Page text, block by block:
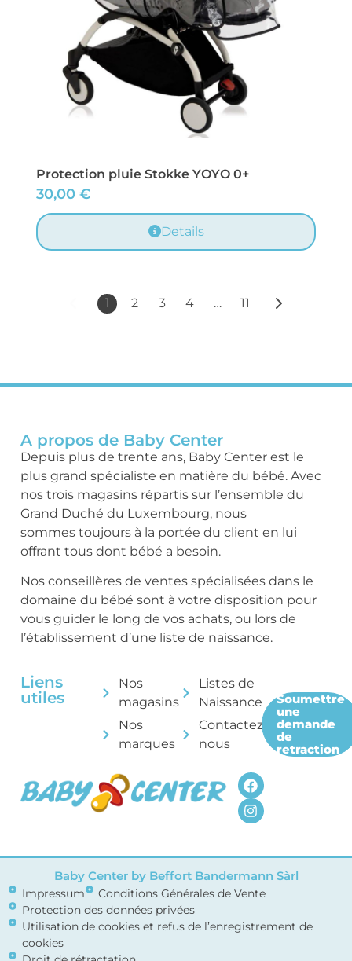
Protection pluie Stokke YOYO 0+
30,00 €
Details
1 2 3 4 … 11
A propos de Baby Center
Depuis plus de trente ans, Baby Center est le
plus grand spécialiste en matière du bébé. Avec
nos trois magasins répartis sur l’ensemble du
Grand Duché du Luxembourg, nous
sommes toujours à la portée du client en lui
offrant tous dont bébé a besoin.
Nos conseillères de ventes spécialisées dans le
domaine du bébé sont à votre disposition pour
vous guider le long de vos achats, ou lors de
l’établissement d’une liste de naissance.
Liens
utiles
Nos
magasins
Nos
marques
Listes de
Naissance
Contactez-
nous
Soumettre
une
demande
de
retraction
Baby Center by Beffort Bandermann Sàrl
Impressum
Conditions Générales de Vente
Protection des données privées
Utilisation de cookies et refus de l’enregistrement de
cookies